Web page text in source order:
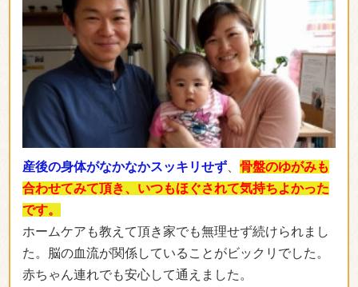
産後の身体がなかなかスッキリせず
骨盤のゆがみも
合わせてみて頂き、いつもほぐされて気持ちよかった
です。
ホームケアも教えて頂き家でも無理せず続けられまし
た。脳の血流が関係していることがビックリでした。
赤ちゃん連れでも安心して通えました。